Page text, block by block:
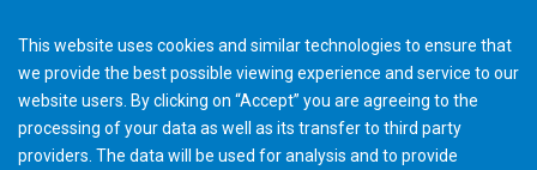
This website uses cookies and similar technologies to ensure that
we provide the best possible viewing experience and service to our
website users. By clicking on “Accept” you are agreeing to the
processing of your data as well as its transfer to third party
providers. The data will be used for analysis and to provide